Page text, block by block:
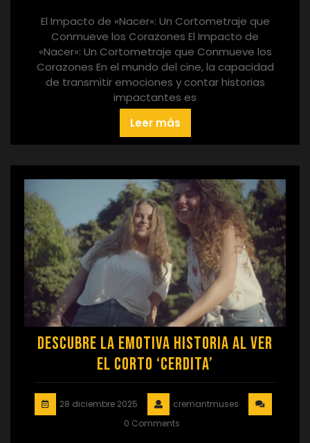
El Impacto de «Nacer»: Un Cortometraje que
Conmueve los Corazones El Impacto de
«Nacer»: Un Cortometraje que Conmueve los
Corazones En el mundo del cine, la capacidad
de transmitir emociones y contar historias
impactantes es
Leer más
Descubre la Emotiva Historia al Ver
el Corto ‘Cerdita’
28 diciembre 2025
cremantmuses
0 Comments